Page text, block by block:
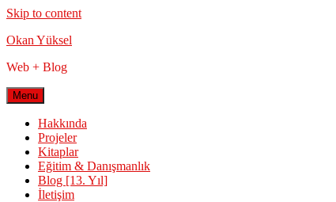
Skip to content
Okan Yüksel
Web + Blog
Menu
Hakkında
Projeler
Kitaplar
Eğitim & Danışmanlık
Blog [13. Yıl]
İletişim